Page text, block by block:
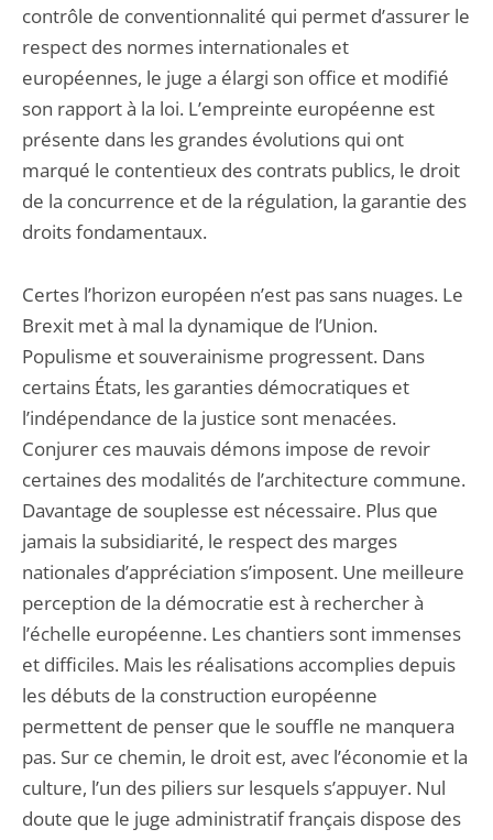
contrôle de conventionnalité qui permet d’assurer le
respect des normes internationales et
européennes, le juge a élargi son office et modifié
son rapport à la loi. L’empreinte européenne est
présente dans les grandes évolutions qui ont
marqué le contentieux des contrats publics, le droit
de la concurrence et de la régulation, la garantie des
droits fondamentaux.
Certes l’horizon européen n’est pas sans nuages. Le
Brexit met à mal la dynamique de l’Union.
Populisme et souverainisme progressent. Dans
certains États, les garanties démocratiques et
l’indépendance de la justice sont menacées.
Conjurer ces mauvais démons impose de revoir
certaines des modalités de l’architecture commune.
Davantage de souplesse est nécessaire. Plus que
jamais la subsidiarité, le respect des marges
nationales d’appréciation s’imposent. Une meilleure
perception de la démocratie est à rechercher à
l’échelle européenne. Les chantiers sont immenses
et difficiles. Mais les réalisations accomplies depuis
les débuts de la construction européenne
permettent de penser que le souffle ne manquera
pas. Sur ce chemin, le droit est, avec l’économie et la
culture, l’un des piliers sur lesquels s’appuyer. Nul
doute que le juge administratif français dispose des